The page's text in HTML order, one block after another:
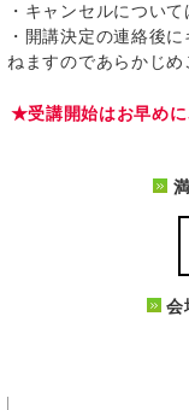
・キャンセルについ
・開講決定の連絡後
ねますのであらかじめ
★受講開始はお早め
会